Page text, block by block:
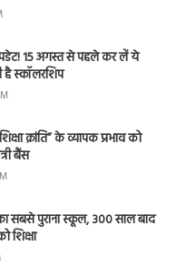
15 अगस्त से पहले कर लें ये
स्कॉलरशिप
क्रांति” के व्यापक प्रभाव को
बैंस
सबसे पुराना स्कूल, 300 साल बाद
शिक्षा